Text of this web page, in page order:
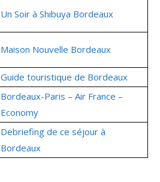
Un Soir à Shibuya Bordeaux
Maison Nouvelle Bordeaux
Guide touristique de Bordeaux
Bordeaux-Paris – Air France –
Economy
Debriefing de ce séjour à
Bordeaux